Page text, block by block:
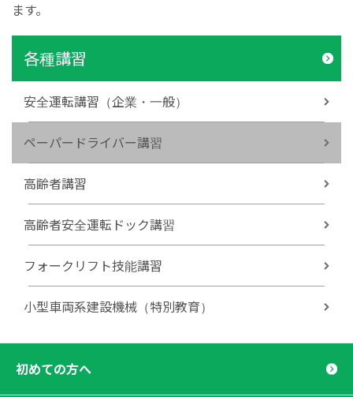
ます。
各種講習
安全運転講習（企業・一般）
ペーパードライバー講習
高齢者講習
高齢者安全運転ドック講習
フォークリフト技能講習
小型車両系建設機械（特別教育）
初めての方へ